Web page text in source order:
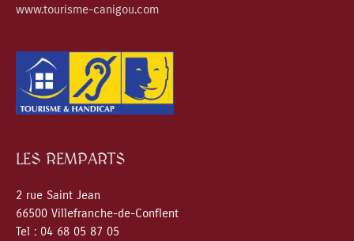
www.tourisme-canigou.com
LES REMPARTS
2 rue Saint Jean
66500 Villefranche-de-Conflent
Tel : 04 68 05 87 05